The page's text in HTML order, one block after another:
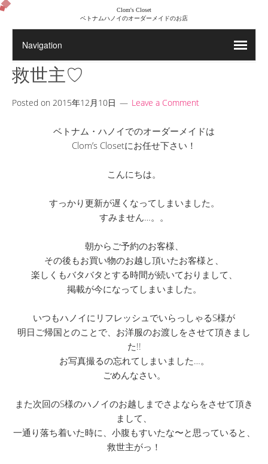
Clom's Closet
ベトナムハノイのオーダーメイドのお店
救世主♡
Posted on 2015年12月10日 Leave a Comment
ベトナム・ハノイでのオーダーメイドは
Clom’s Closetにお任せ下さい！
こんにちは。
すっかり更新が遅くなってしまいました。
すみません…。。
朝からご予約のお客様、
その後もお買い物のお越し頂いたお客様と、
楽しくもバタバタとする時間が続いておりまして、
掲載が今になってしまいました。
いつもハノイにリフレッシュでいらっしゃるS様が
明日ご帰国とのことで、お洋服のお渡しをさせて頂きまし
た!!
お写真撮るの忘れてしまいました…。
ごめんなさい。
また次回のS様のハノイのお越しまでさよならをさせて頂き
まして、
一通り落ち着いた時に、小腹もすいたな〜と思っていると、
救世主がっ！